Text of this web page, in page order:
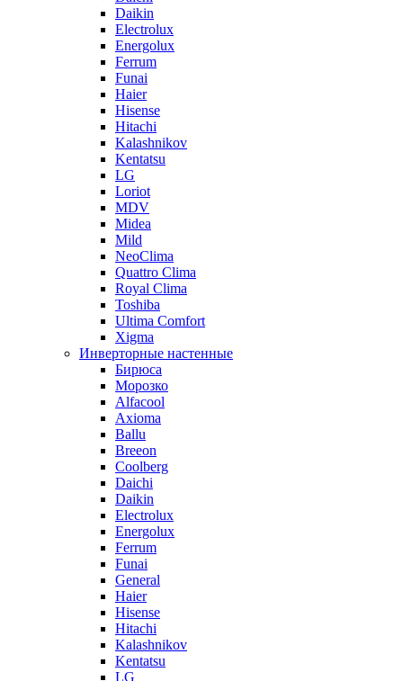
Daikin
Electrolux
Energolux
Ferrum
Funai
Haier
Hisense
Hitachi
Kalashnikov
Kentatsu
LG
Loriot
MDV
Midea
Mild
NeoClima
Quattro Clima
Royal Clima
Toshiba
Ultima Comfort
Xigma
Инверторные настенные
Бирюса
Морозко
Alfacool
Axioma
Ballu
Breeon
Coolberg
Daichi
Daikin
Electrolux
Energolux
Ferrum
Funai
General
Haier
Hisense
Hitachi
Kalashnikov
Kentatsu
LG